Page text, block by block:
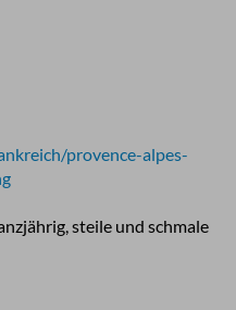
provence-alpes-
steile und schmale